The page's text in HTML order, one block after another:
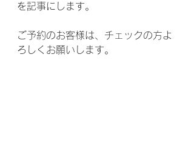
を記事にします。
ご予約のお客様は、チェックの方よ
ろしくお願いします。